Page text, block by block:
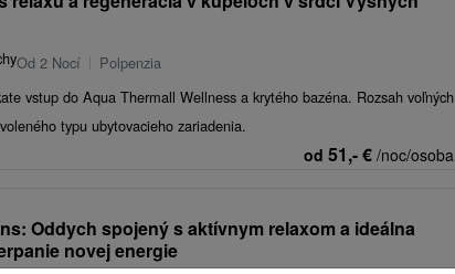
Od 2 Nocí
Polpenzia
vstup do Aqua Thermall Wellness a krytého bazéna. Rozsah voľných
typu ubytovacieho zariadenia.
od 51,-€ /noc/osoba
Oddych spojený s aktívnym relaxom a ideálna
novej energie